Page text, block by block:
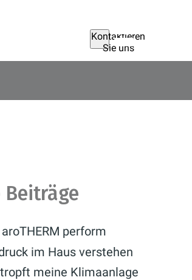
Kontaktieren
Sie uns
Beiträge
perform
im Haus verstehen
meine Klimaanlage